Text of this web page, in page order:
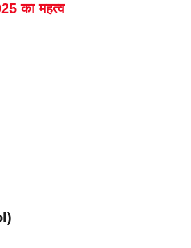
का महत्व